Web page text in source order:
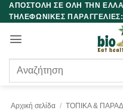
Μετάβαση
στο
περιεχόμενο
ΑΠΟΣΤΟΛΗ ΣΕ ΟΛΗ ΤΗΝ
ΤΗΛΕΦΩΝΙΚΕΣ ΠΑΡΑΓΓΕΛΙΕΣ:
Αναζήτηση
Αρχική σελίδα / ΤΟΠΙΚΑ &